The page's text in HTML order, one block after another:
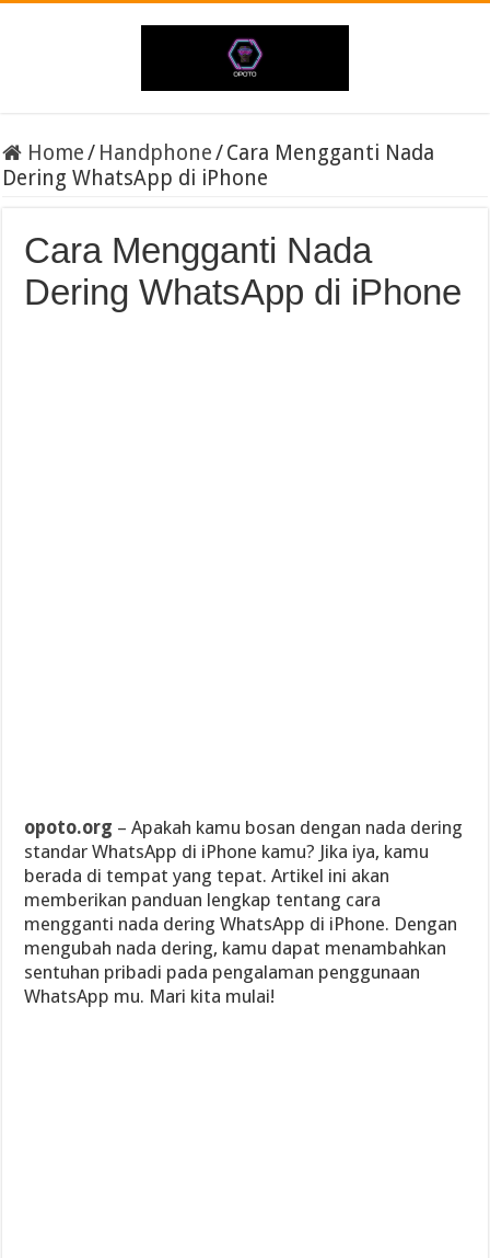
Home/ Handphone/Cara Mengganti Nada
Dering WhatsApp di iPhone
Cara Mengganti Nada
Dering WhatsApp di iPhone
opoto.org – Apakah kamu bosan dengan nada dering
standar WhatsApp di iPhone kamu? Jika iya, kamu
berada di tempat yang tepat. Artikel ini akan
memberikan panduan lengkap tentang cara
mengganti nada dering WhatsApp di iPhone. Dengan
mengubah nada dering, kamu dapat menambahkan
sentuhan pribadi pada pengalaman penggunaan
WhatsApp mu. Mari kita mulai!